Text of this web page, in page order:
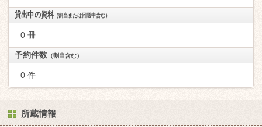
貸出中の資料（割当または回送中含む）
0 冊
予約件数 （割当含む）
0 件
所蔵情報